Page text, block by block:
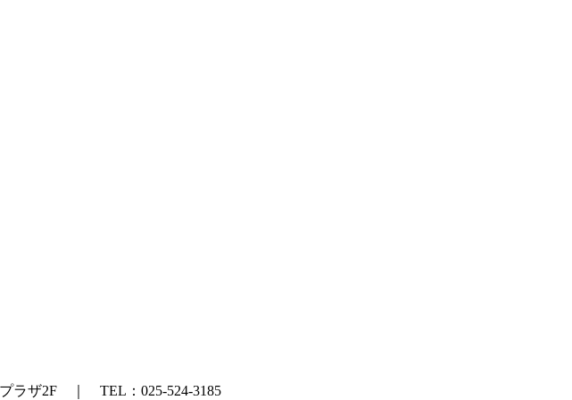
ラザ2F ｜ TEL：025-524-3185